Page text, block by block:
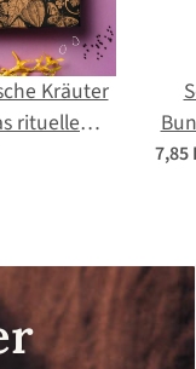
Kräuter
rituelle
(Bio) -
7,85